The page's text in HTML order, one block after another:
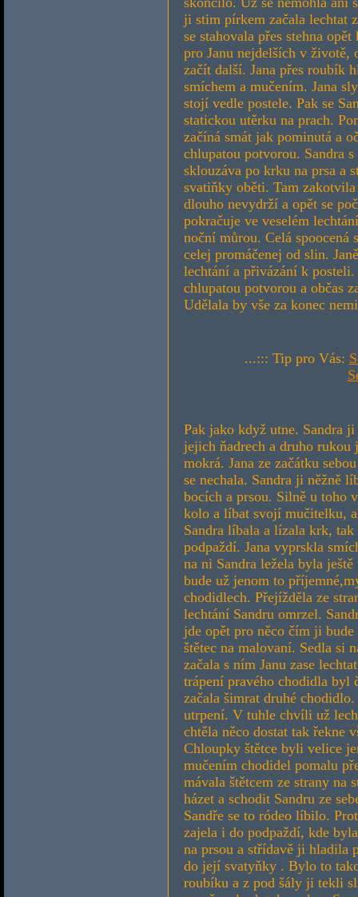
ji stim pírkem začala lechtat
se stahovala přes stehna
pro Janu nejdelších v životě,
začít další. Jana přes roubík
smíchem a mučením. Jana
stojí vedle postele. Pak se
statickou utěrku na prach.
začíná smát jak pominutá a
chlupatou potvorou. Sandra
sklouzáva po krku na prsa a
svatiňky oběti. Tam
dlouho nevydrží a opět se
pokračuje ve veselém
noční můrou. Celá spoocená
celej promáčenej od slin.
lechtání a přivázání k posteli.
chlupatou potvorou a občas
Udělala by vše za konec
...::: Tip pro Vás:
Pak jako když utne. Sandra
jejich ňadrech a druho
mokrá. Jana ze začátku
se nechala. Sandra ji něžně
bocích a prsou. Silně u toho
kolo a líbat svojí mučitelku,
Sandra líbala a lízala krk,
podpaždí. Jana vyprskla
na ni Sandra ležela byla
bude už jenom to
chodidlech. Přejížděla ze
lechtání Sandru omrzel.
jde opět pro něco čím ji
štětec na malovaní. Sedla si
začala s ním Janu zase
trápení pravého chodidla byl
začala šimrat druhé
utrpení. V tuhle chvíli už
chtěla něco dostat tak řekne
Chloupky štětce byli velice
mučením chodidel pomalu
mávala štětcem ze strany na
házet a schodit Sandru ze
Sandře se to ródeo líbilo.
zajela i do podpaždí, kde
na prsou a střídavě ji hladila
do její svatyňky . Bylo to
roubíku a z pod šály ji tekli